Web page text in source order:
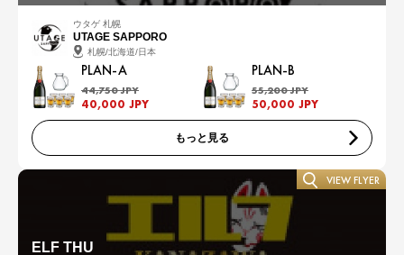
ウタゲ 札幌
UTAGE SAPPORO
札幌/北海道/日本
PLAN-A
44,750 JPY
40,000 JPY
PLAN-B
55,200 JPY
50,000 JPY
もっと見る
ELF THU
VIEW FLYER